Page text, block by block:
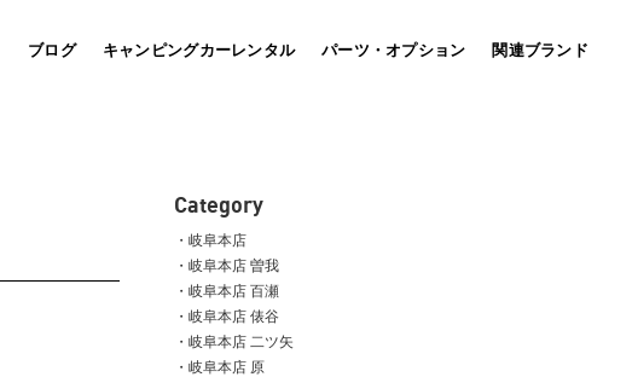
ブログ キャンピングカーレンタル パーツ・オプション 関連ブランド
MARU MOBI マルモビ
国土強靭化の推進へ！平時活用、有事機能発揮を形にし
たマルチパースモビリティ。
Category
岐阜本店
岐阜本店 曽我
岐阜本店 百瀬
岐阜本店 俵谷
岐阜本店 二ツ矢
岐阜本店 原